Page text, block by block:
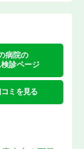
病院の
診ページ
ミを見る